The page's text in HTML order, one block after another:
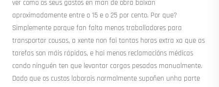
ver como os seus gastos en man de obra baixan
aproximadamente entre o 15 e o 25 por cento. Por que?
Simplemente porque fan falta menos traballadores para
transportar cousas, a xente non fai tantas horas extra xa que as
tarefas son máis rápidas, e hai menos reclamacións médicas
cando ninguén ten que levantar cargas pesadas manualmente.
Dado que os custos laborais normalmente supoñen unha parte